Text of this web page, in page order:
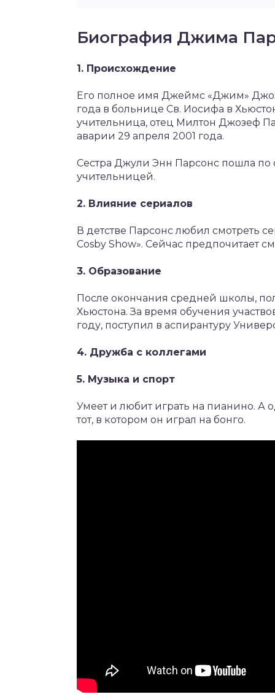
Биография Джима
1. Происхождение
Его полное имя Джеймс «Джим»
года в больнице Св. Иосифа в
учительница, отец Милтон Джозеф
аварии 29 апреля 2001 года.
Сестра Джули Энн Парсонс пошла по
учительницей.
2. Влияние сериалов
В детстве Парсонс любил смотреть
Cosby Show». Сейчас предпочитает
3. Образование
После окончания средней школы,
Хьюстона. За время обучения
году, поступил в аспирантуру
4. Дружба с коллегами
5. Музыка и спорт
Умеет и любит играть на пианино. А
тот, в котором он играл на бонго.